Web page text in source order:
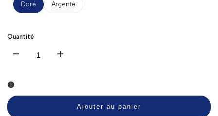
Doré Argenté
Quantité
Diminuer
quantité
Augmenter
Ajouter au panier